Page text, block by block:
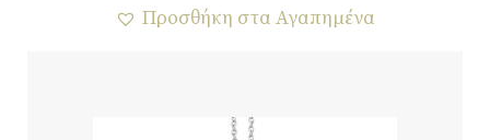
Προσθήκη στα Αγαπημένα